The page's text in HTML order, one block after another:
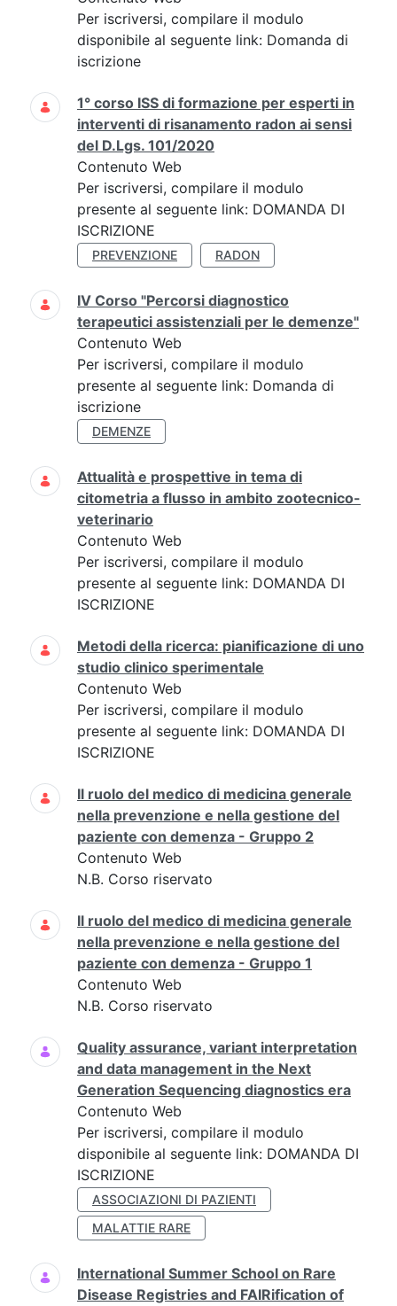
Per iscriversi, compilare il modulo
disponibile al seguente link: Domanda di
iscrizione
1° corso ISS di formazione per esperti in
interventi di risanamento radon ai sensi
del D.Lgs. 101/2020
Contenuto Web
Per iscriversi, compilare il modulo
presente al seguente link: DOMANDA DI
ISCRIZIONE
PREVENZIONE RADON
IV Corso "Percorsi diagnostico
terapeutici assistenziali per le demenze"
Contenuto Web
Per iscriversi, compilare il modulo
presente al seguente link: Domanda di
iscrizione
DEMENZE
Attualità e prospettive in tema di
citometria a flusso in ambito zootecnico-
veterinario
Contenuto Web
Per iscriversi, compilare il modulo
presente al seguente link: DOMANDA DI
ISCRIZIONE
Metodi della ricerca: pianificazione di uno
studio clinico sperimentale
Contenuto Web
Per iscriversi, compilare il modulo
presente al seguente link: DOMANDA DI
ISCRIZIONE
Il ruolo del medico di medicina generale
nella prevenzione e nella gestione del
paziente con demenza - Gruppo 2
Contenuto Web
N.B. Corso riservato
Il ruolo del medico di medicina generale
nella prevenzione e nella gestione del
paziente con demenza - Gruppo 1
Contenuto Web
N.B. Corso riservato
Quality assurance, variant interpretation
and data management in the Next
Generation Sequencing diagnostics era
Contenuto Web
Per iscriversi, compilare il modulo
disponibile al seguente link: DOMANDA DI
ISCRIZIONE
ASSOCIAZIONI DI PAZIENTI
MALATTIE RARE
International Summer School on Rare
Disease Registries and FAIRification of